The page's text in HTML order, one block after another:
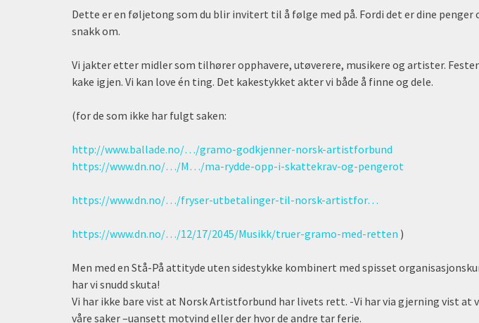
Dette er en føljetong som du blir invitert til å følge med på. Fordi det er dine penger
snakk om.
Vi jakter etter midler som tilhører opphavere, utøverere, musikere og artister.
kake igjen. Vi kan love én ting. Det kakestykket akter vi både å finne og dele.
(for de som ikke har fulgt saken:
http://www.ballade.no/…/gramo-godkjenner-norsk-artistforbund
https://www.dn.no/…/M…/ma-rydde-opp-i-skattekrav-og-pengerot
https://www.dn.no/…/fryser-utbetalinger-til-norsk-artistfor…
https://www.dn.no/…/12/17/2045/Musikk/truer-gramo-med-retten )
Men med en Stå-På attityde uten sidestykke kombinert med spisset
har vi snudd skuta!
Vi har ikke bare vist at Norsk Artistforbund har livets rett. -Vi har via gjerning vist at
våre saker –uansett motvind eller der hvor de andre tar ferie.